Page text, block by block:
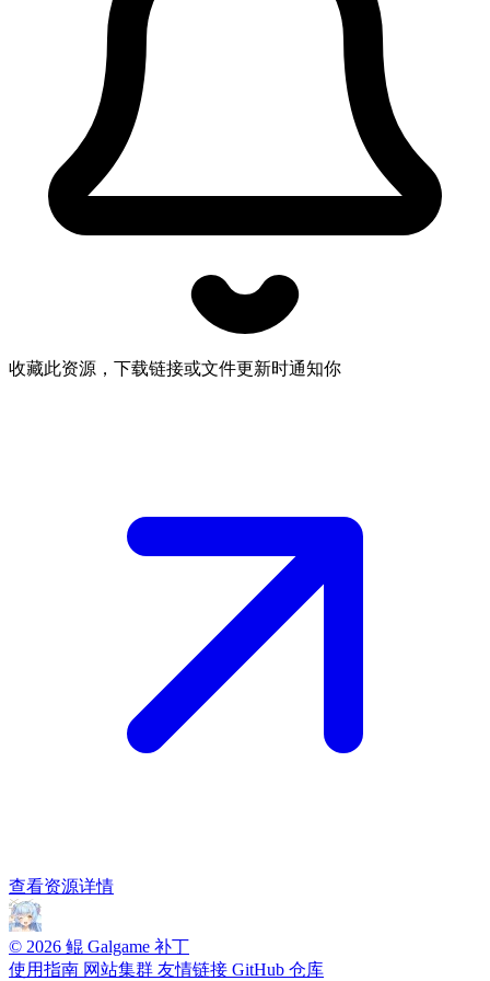
收藏此资源，下载链接或文件更新时通知你
查看资源详情
© 2026 鲲 Galgame 补丁
使用指南 网站集群 友情链接 GitHub 仓库